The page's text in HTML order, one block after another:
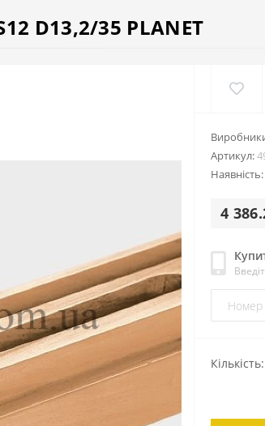
D13,2/35 PLANET
Артикул:
Наявність:
4
Кількість: